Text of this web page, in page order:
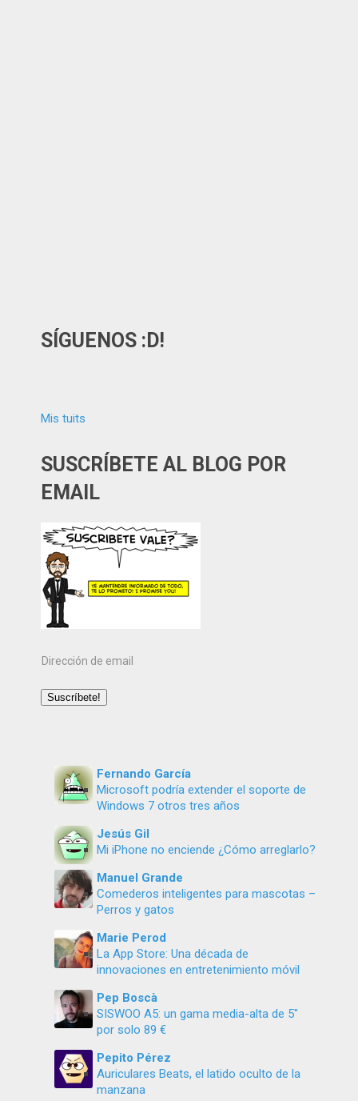
SÍGUENOS :D!
Mis tuits
SUSCRÍBETE AL BLOG POR
EMAIL
Dirección
email
Suscríbete!
Fernando García
Microsoft podría extender el soporte de
Windows 7 otros tres años
Jesús Gil
Mi iPhone no enciende ¿Cómo arreglarlo?
Manuel Grande
Comederos inteligentes para mascotas –
Perros y gatos
Marie Perod
La App Store: Una década de
innovaciones en entretenimiento móvil
Pep Boscà
SISWOO A5: un gama media-alta de 5″
por solo 89 €
Pepito Pérez
Auriculares Beats, el latido oculto de la
manzana